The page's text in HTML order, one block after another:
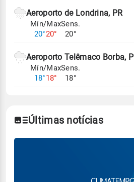
Aeroporto de Londrina, PR
Mín/Max
20°20°
Sens.
20°
Aeroporto Telêmaco Borba,
Mín/Max
18°18°
Sens.
18°
Últimas notícias